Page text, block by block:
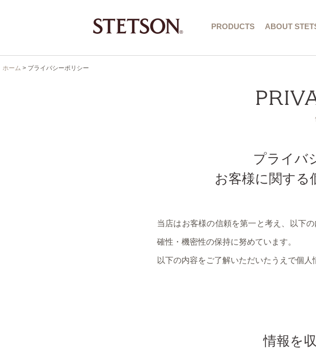
PRODUCTS ABOUT
ホーム > プライバシーポリシー
プライバ
お客様に関する
当店はお客様の信頼を第一と考え、以下
確性・機密性の保持に努めています。
以下の内容をご了解いただいたうえで個人
情報を